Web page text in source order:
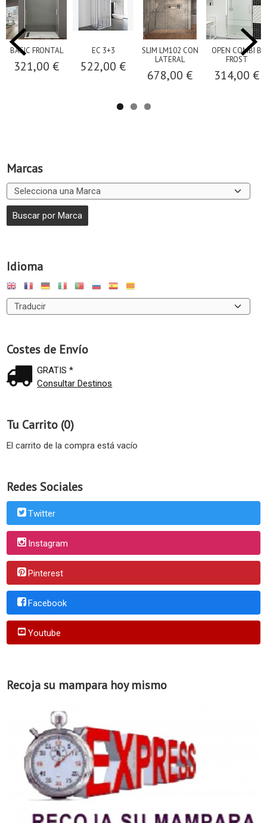
Marcas
Idioma
Costes de Envío
GRATIS *
Consultar Destinos
Tu Carrito (0)
El carrito de la compra está vacío
Redes Sociales
Twitter
Instagram
Pinterest
Facebook
Youtube
Recoja su mampara hoy mismo
BASIC FRONTAL
321,00 €
EC 3+3
522,00 €
SLIM LM102 CON
LATERAL
678,00 €
OPEN COMBI B
FROST
314,00 €